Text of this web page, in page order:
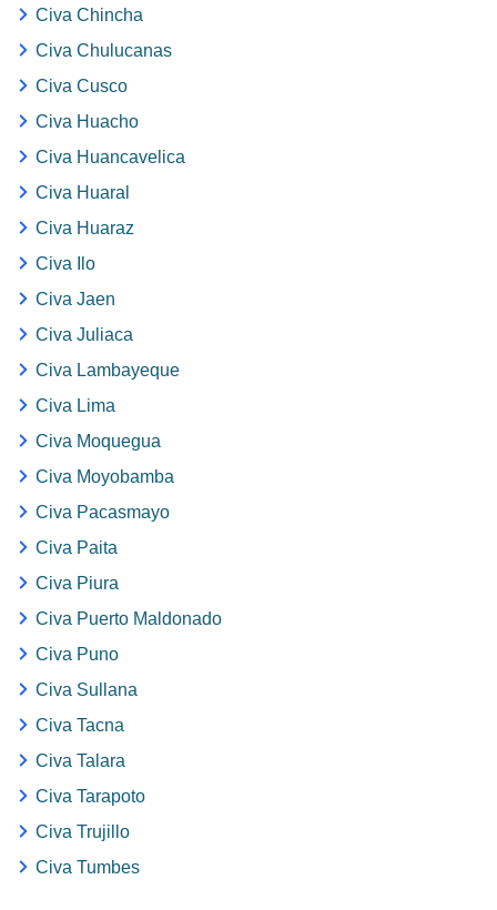
Civa Chincha
Civa Chulucanas
Civa Cusco
Civa Huacho
Civa Huancavelica
Civa Huaral
Civa Huaraz
Civa Ilo
Civa Jaen
Civa Juliaca
Civa Lambayeque
Civa Lima
Civa Moquegua
Civa Moyobamba
Civa Pacasmayo
Civa Paita
Civa Piura
Civa Puerto Maldonado
Civa Puno
Civa Sullana
Civa Tacna
Civa Talara
Civa Tarapoto
Civa Trujillo
Civa Tumbes